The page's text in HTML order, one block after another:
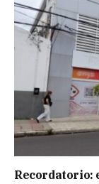
Recordatorio: